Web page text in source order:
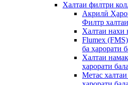
Халтаи филтри
Акрилӣ
Филтр
Халтаи нахи
Flumex
ба ҳарорати
Халтаи
ҳарорати
Метас